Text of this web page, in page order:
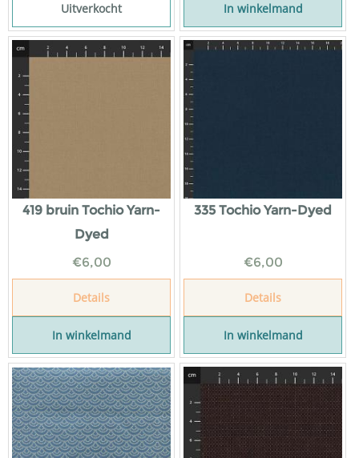
Uitverkocht In winkelmand
419 bruin Tochio Yarn-
Dyed
€6,00
Details
In winkelmand
335 Tochio Yarn-Dyed
€6,00
Details
In winkelmand